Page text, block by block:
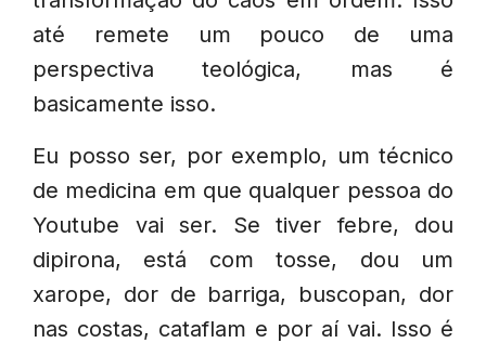
até remete um pouco de uma
perspectiva teológica, mas é
basicamente isso.
Eu posso ser, por exemplo, um técnico
de medicina em que qualquer pessoa do
Youtube vai ser. Se tiver febre, dou
dipirona, está com tosse, dou um
xarope, dor de barriga, buscopan, dor
nas costas, cataflam e por aí vai. Isso é